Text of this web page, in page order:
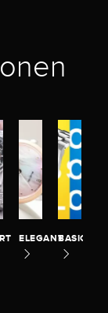
ELEGANTBASIC